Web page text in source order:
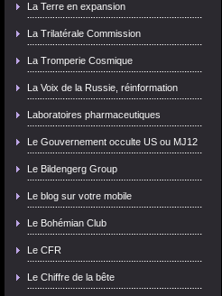
La Terre en expansion
La Trilatérale Commission
La Tromperie Cosmique
La Voix de la Russie, réinformation
Laboratoires pharmaceutiques
Le Gouvernement occulte US ou MJ12
Le Bildengerg Group
Le blog sur votre mobile
Le Bohémian Club
Le CFR
Le Chiffre de la bête